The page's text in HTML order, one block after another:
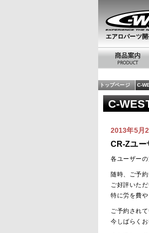
エアロパーツ
トップページ C-
C-
2013年5月
CR-Zユー
各ユーザー
随時、ご予
ご好評いた
特に労を費
ご予約され
今しばらく